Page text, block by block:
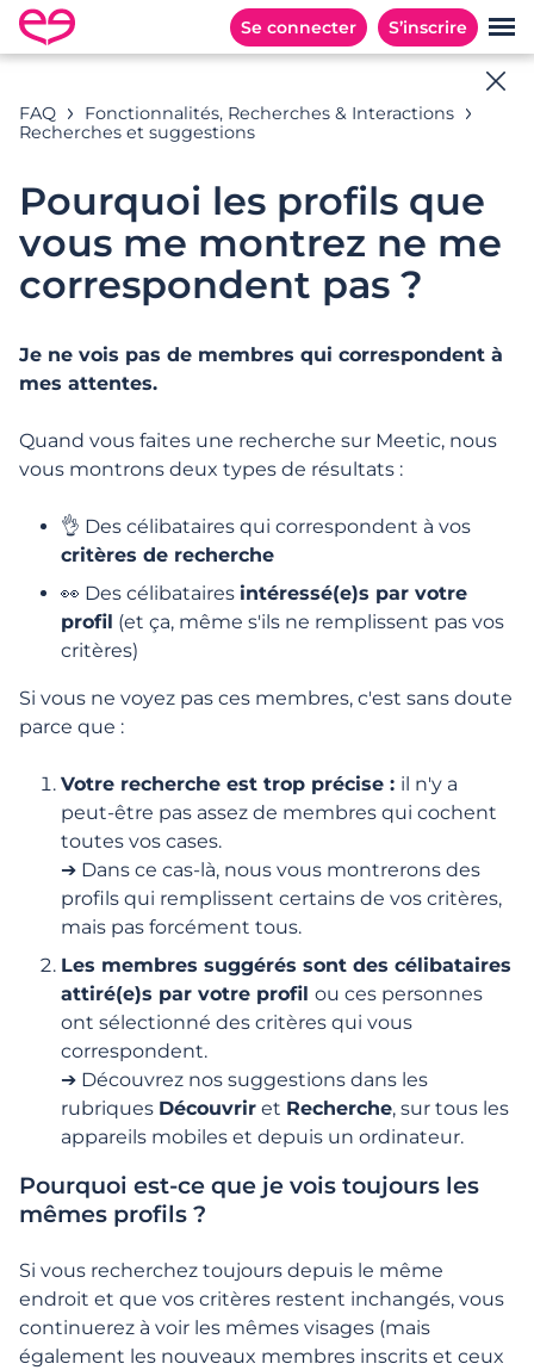
Se connecter S’inscrire
Aide en ligne
Toutes les réponses à vos questions
Exemples de recherches : « Abonnement », «
Adresses E-mail », « Inscription », …
Catégories
Inscription et 1ers pas
Gestion du profil
Interactions
Recherches et suggestions
Comment trouver les célibataires qui sont
connecté(e)s en même temps que moi ?
Que signifie le rond vert ?
Qu'est-ce que le Découvrir ?
Pourquoi les profils que vous me montrez
ne me correspondent pas ?
Comment la recherche fonctionne-t-elle ?
Que sont les Highlights ?
Messages et Interactions
Events - IRL
FAQ
Fonctionnalités, Recherches & Interactions
Recherches et suggestions
Pourquoi les profils que
vous me montrez ne me
correspondent pas ?
Je ne vois pas de membres qui correspondent à
mes attentes.
Quand vous faites une recherche sur Meetic, nous
vous montrons deux types de résultats :
👌 Des célibataires qui correspondent à vos
critères de recherche
👀 Des célibataires intéressé(e)s par votre
profil (et ça, même s'ils ne remplissent pas vos
critères)
Si vous ne voyez pas ces membres, c'est sans doute
parce que :
Votre recherche est trop précise : il n'y a
peut-être pas assez de membres qui cochent
toutes vos cases.
➔ Dans ce cas-là, nous vous montrerons des
profils qui remplissent certains de vos critères,
mais pas forcément tous.
Les membres suggérés sont des célibataires
attiré(e)s par votre profilou ces personnes
ont sélectionné des critères qui vous
correspondent.
➔ Découvrez nos suggestions dans les
rubriques Découvrir et Recherche, sur tous les
appareils mobiles et depuis un ordinateur.
Pourquoi est-ce que je vois toujours les
mêmes profils ?
Si vous recherchez toujours depuis le même
endroit et que vos critères restent inchangés, vous
continuerez à voir les mêmes visages (mais
également les nouveaux membres inscrits et ceux